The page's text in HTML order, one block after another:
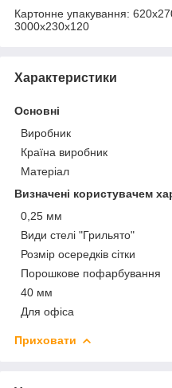
Картонне упакування:
3000х230х120
Характеристики
Основні
Виробник
Країна виробник
Матеріал
Визначені користувачем
0,25 мм
Види стелі "Грильято"
Розмір осередків сітки
Порошкове пофарбування
40 мм
Для офіса
Приховати